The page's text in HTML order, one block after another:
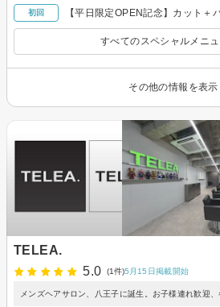
初回 【平日限定OPEN記念】カット＋
すべてのスペシャルメニ
その他の情報を表示
TELEA.
5.0
(1件)5月15日掲載開始
メンズヘアサロン、八王子に誕生。お子様連れ歓迎、